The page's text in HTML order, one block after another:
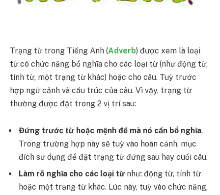
Trạng từ trong Tiếng Anh (Adverb) được xem là loại
từ có chức năng bổ nghĩa cho các loại từ (như động từ,
tính từ, một trạng từ khác) hoặc cho câu. Tuỳ trước
hợp ngữ cảnh và cấu trúc của câu. Vì vậy, trạng từ
thường được đặt trong 2 vị trí sau:
Đứng trước từ hoặc mệnh đề mà nó cần bổ nghĩa.
Trong trường hợp này sẽ tuỳ vào hoàn cảnh, mục
đích sử dụng để đặt trạng từ đứng sau hay cuối câu.
Làm rõ nghĩa cho các loại từnhư: động từ, tính từ
hoặc một trạng từ khác. Lúc này, tuỳ vào chức năng,